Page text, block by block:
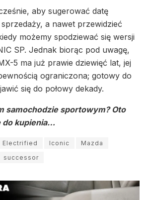
aby sugerować datę
a nawet przewidzieć
możemy spodziewać się wersji
SP. Jednak biorąc pod uwagę,
5 ma już prawie dziewięć lat, jej
ograniczona; gotowy do
się do połowy dekady.
samochodzie sportowym? Oto
do kupienia…
Electrified Iconic
Mazda
successor